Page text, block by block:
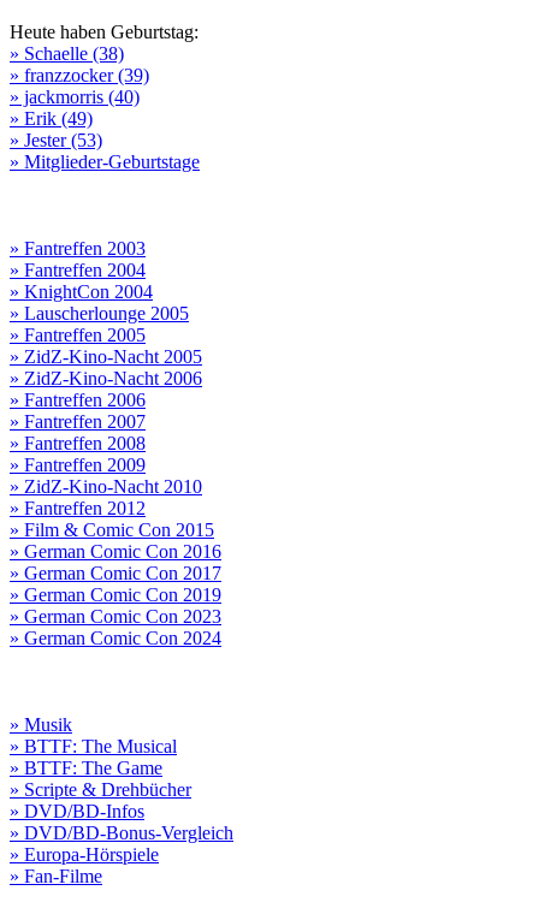
Heute haben Geburtstag:
» Schaelle (38)
» franzzocker (39)
» jackmorris (40)
» Erik (49)
» Jester (53)
» Mitglieder-Geburtstage
» Fantreffen 2003
» Fantreffen 2004
» KnightCon 2004
» Lauscherlounge 2005
» Fantreffen 2005
» ZidZ-Kino-Nacht 2005
» ZidZ-Kino-Nacht 2006
» Fantreffen 2006
» Fantreffen 2007
» Fantreffen 2008
» Fantreffen 2009
» ZidZ-Kino-Nacht 2010
» Fantreffen 2012
» Film & Comic Con 2015
» German Comic Con 2016
» German Comic Con 2017
» German Comic Con 2019
» German Comic Con 2023
» German Comic Con 2024
» Musik
» BTTF: The Musical
» BTTF: The Game
» Scripte & Drehbücher
» DVD/BD-Infos
» DVD/BD-Bonus-Vergleich
» Europa-Hörspiele
» Fan-Filme